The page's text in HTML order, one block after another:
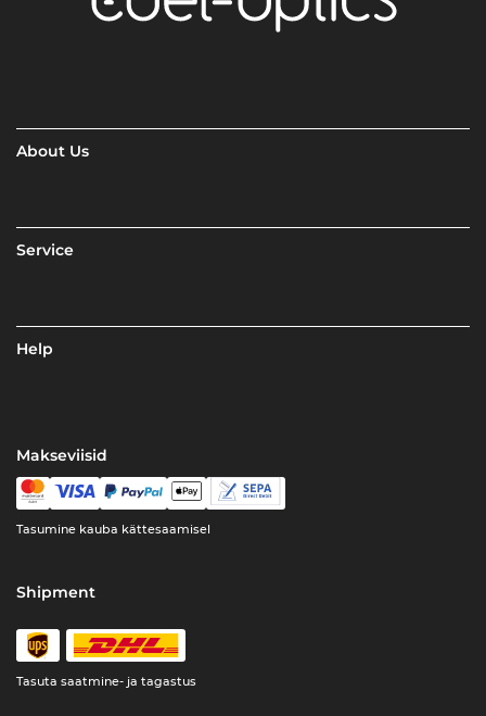
About Us
Service
Help
Makseviisid
Tasumine kauba kättesaamisel
Shipment
Tasuta saatmine- ja tagastus